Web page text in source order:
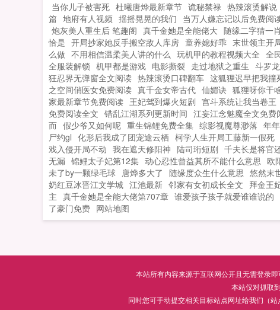
当你儿子被害死 杜曦唐烨最新章节 诡秘禁禄 热辣滚烫解说
篇 地府有人视频 揺摇晃晃的我们 当万人嫌忘记以后免费阅
炮灰美人重生后 笔趣阁 真千金她是全能佬大 随缘二字猜一
恰是 开局抄家她反手搬空敌人库房 童养媳好乖 末世领主开
么做 不用相信温柔美人讲的什么 玩机甲的教程视频大全 全
全服装解锁 机甲都是游戏 电影撕裂 走过地狱之重生 斗罗
狂忍界无弹窗全文阅读 热辣滚烫口碑翻车 这狐狸迟早把我撞
之空间俏医女免费阅读 真千金女帝古代 仙媚诀 狐狸呀你干
家最新章节免费阅读 王妃驾到爆火短剧 宫斗系统让我当卷王
免费阅读全文 错乱江湖系列更新时间 江妄江念魅魔全文免费
而 假少爷又如何呢 重生锦鲤免费全集 综影视魔尊渺落 年
尸约gl 化形后我成了团宠途云栖 柯学人生开局工藤新一假死
戏入侵开局不动 我在遮天修阳神 陆司珩短剧 千夫长是将官
无漏 锦鲤太子妃第12集 动心忍性曾益其所不能什么意思 欧
未了by一颗绿毛球 唐烨多大了 随缘度众生什么意思 悠然末
奶红豆冰晋江文学城 江池最新 邻家有女初成长全文 拜金王
主 真千金她是全能大佬第707章 谁爱孩子孩子就爱谁谁说的
了豪门免费 网站地图
本站所有内容来源于互联网公开且无需登录
本站仅对抓取
同时您可手动提交相关目标站点网址给我们（